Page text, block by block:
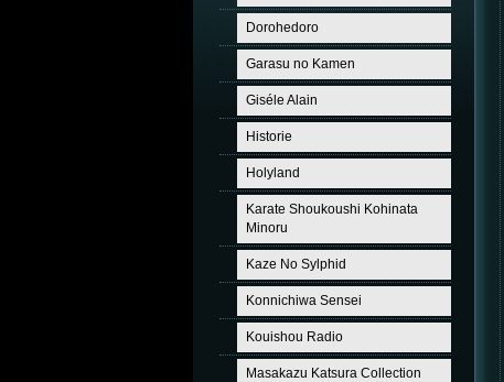
Dorohedoro
Garasu no Kamen
Giséle Alain
Historie
Holyland
Karate Shoukoushi Kohinata
Minoru
Kaze No Sylphid
Konnichiwa Sensei
Kouishou Radio
Masakazu Katsura Collection